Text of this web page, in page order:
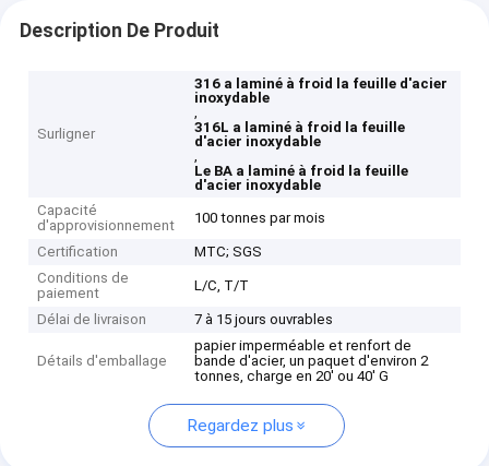
Description De Produit
Surligner
316 a laminé à froid la feuille d'acier
inoxydable
,
316L a laminé à froid la feuille
d'acier inoxydable
,
Le BA a laminé à froid la feuille
d'acier inoxydable
Capacité
d'approvisionnement
100 tonnes par mois
Certification
MTC; SGS
Conditions de
paiement
L/C, T/T
Délai de livraison 7 à 15 jours ouvrables
Détails d'emballage
papier imperméable et renfort de
bande d'acier, un paquet d'environ 2
tonnes, charge en 20' ou 40' G
Regardez plus